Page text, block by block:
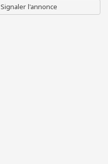
Signaler l'annonce